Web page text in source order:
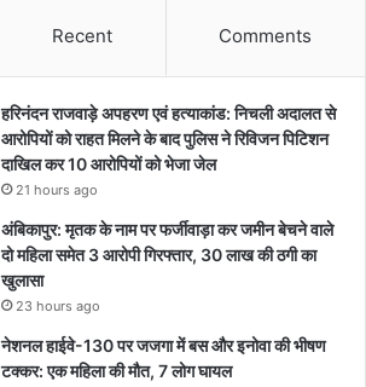
Recent Comments
हरिनंदन राजवाड़े अपहरण एवं हत्याकांड: निचली अदालत से
आरोपियों को राहत मिलने के बाद पुलिस ने रिविजन पिटिशन
दाखिल कर 10 आरोपियों को भेजा जेल
21 hours ago
अंबिकापुर: मृतक के नाम पर फर्जीवाड़ा कर जमीन बेचने वाले
दो महिला समेत 3 आरोपी गिरफ्तार, 30 लाख की ठगी का
खुलासा
23 hours ago
नेशनल हाईवे-130 पर जजगा में बस और इनोवा की भीषण
टक्कर: एक महिला की मौत, 7 लोग घायल